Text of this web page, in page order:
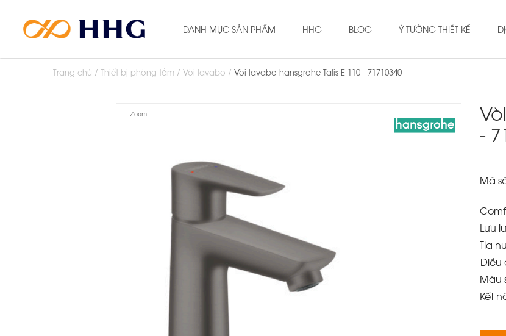
DANH MỤC SẢN PHẨM HHG BLOG Ý TƯỞNG THIẾT KẾ
Trang chủ Thiết bị phòng tắm Vòi lavabo Vòi lavabo hansgrohe Talis E 110 - 71710340
Zoom
-
Mã
Lưu
Tia
Điều
Màu
Kết